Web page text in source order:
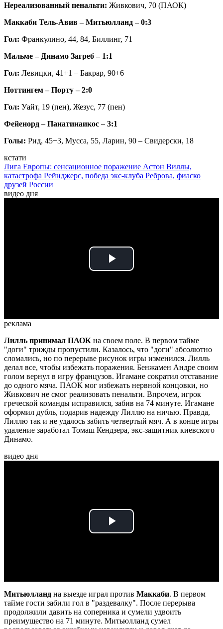
Нереализованный пенальти: Живкович, 70 (ПАОК)
Маккаби Тель-Авив – Митьюлланд – 0:3
Гол: Франкулино, 44, 84, Биллинг, 71
Мальме – Динамо Загреб – 1:1
Гол: Левицки, 41+1 – Бакрар, 90+6
Ноттингем – Порту – 2:0
Гол: Уайт, 19 (пен), Жезус, 77 (пен)
Фейенорд – Панатинаикос – 3:1
Голы: Рид, 45+3, Мусса, 55, Ларин, 90 – Свидерски, 18
кстати
Лига Европы: сенсационное поражение Астон Виллы,
катастрофа Рейнджерс, победа экс-клуба Реброва, фиаско
друзей России
видео дня
Play
реклама
Лилль принимал ПАОК на своем поле. В первом тайме
"доги" трижды пропустили. Казалось, что "доги" абсолютно
сломались, но по перерыве рисунок игры изменился. Лилль
делал все, чтобы избежать поражения. Бенжамен Андре своим
голом вернул в игру французов. Игамане сократил отставание
до одного мяча. ПАОК мог избежать нервной концовки, но
Живкович не смог реализовать пенальти. Впрочем, игрок
греческой команды исправился, забив на 74 минуте. Игамане
оформил дубль, подарив надежду Лиллю на ничью. Правда,
Лиллю так и не удалось забить четвертый мяч. А в конце игры
удаление заработал Томаш Кендзера, экс-защитник киевского
Динамо.
видео дня
Play
Митьюлланд на выезде играл против Маккаби. В первом
тайме гости забили гол в "раздевалку". После перерыва
продолжили давить на соперника и сумели удвоить
преимущество на 71 минуте. Митьюлланд сумел